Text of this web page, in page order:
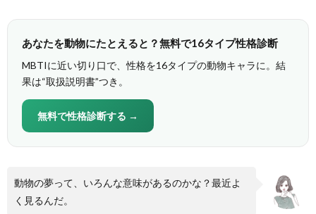
あなたを動物にたとえると？無料で16タイプ性格診断
MBTIに近い切り口で、性格を16タイプの動物キャラに。結
果は“取扱説明書”つき。
無料で性格診断する →
動物の夢って、いろんな意味があるのかな？最近よ
く見るんだ。